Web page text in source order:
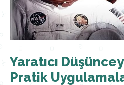
Yaratıcı
Pratik